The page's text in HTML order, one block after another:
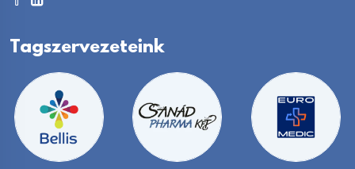
Tagszervezeteink